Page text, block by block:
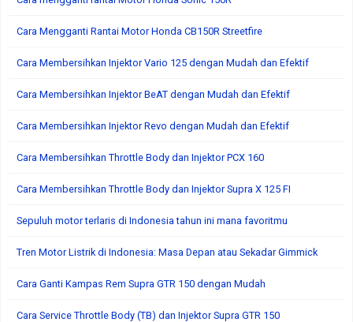
Cara Mengganti Rantai Motor Honda CB150R Streetfire
Cara Membersihkan Injektor Vario 125 dengan Mudah dan Efektif
Cara Membersihkan Injektor BeAT dengan Mudah dan Efektif
Cara Membersihkan Injektor Revo dengan Mudah dan Efektif
Cara Membersihkan Throttle Body dan Injektor PCX 160
Cara Membersihkan Throttle Body dan Injektor Supra X 125 FI
Sepuluh motor terlaris di Indonesia tahun ini mana favoritmu
Tren Motor Listrik di Indonesia: Masa Depan atau Sekadar Gimmick
Cara Ganti Kampas Rem Supra GTR 150 dengan Mudah
Cara Service Throttle Body (TB) dan Injektor Supra GTR 150